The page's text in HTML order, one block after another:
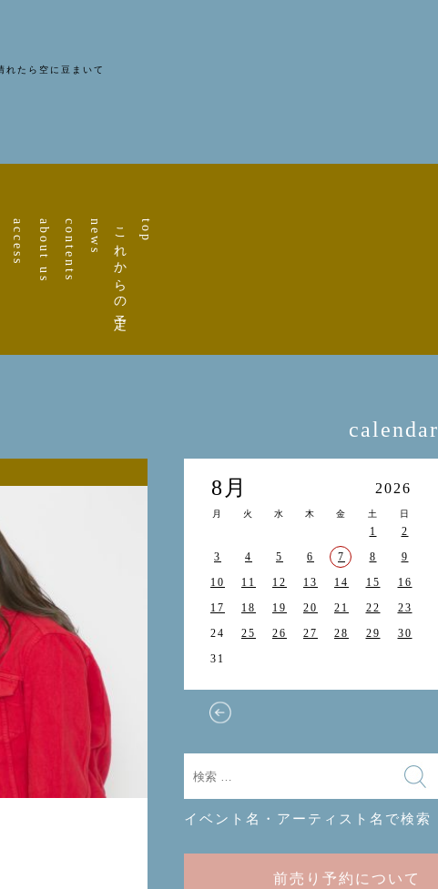
top
これからの予定
news
contents
about us
access
calendar
8月 2026
月 火 水 木 金 土 日
1
2
3
4 5 6 7 8
9
10
11 12 13 14 15
16
17
18 19 20 21 22
23
24
25 26 27 28 29
30
31
イベント名・アーティスト名で検索
前売り予約について